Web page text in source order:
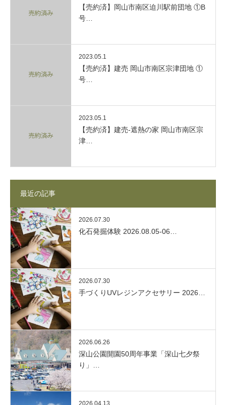
【売約済】岡山市南区迫川駅前団地 ①B
号…
2023.05.1
【売約済】建売 岡山市南区宗津団地 ①
号…
2023.05.1
【売約済】建売-遮熱の家 岡山市南区宗
津…
最近の記事
2026.07.30
化石発掘体験 2026.08.05-06…
2026.07.30
手づくりUVレジンアクセサリー 2026…
2026.06.26
深山公園開園50周年事業「深山七夕祭
り」…
2026.04.13